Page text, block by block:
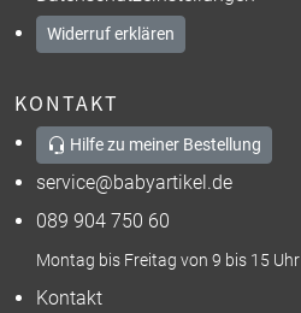
Widerruf erklären
KONTAKT
Hilfe zu meiner Bestellung
service@babyartikel.de
089 904 750 60
Montag bis Freitag von 9 bis 15 Uhr
Kontakt